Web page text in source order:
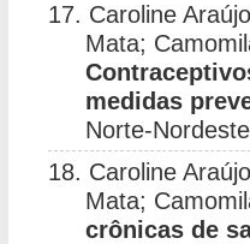
17. Caroline
Mata;
medidas
Norte-
18. Caroline
Mata;
crônicas de